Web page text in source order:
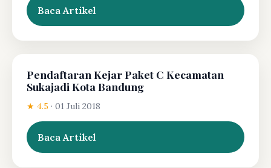
Baca Artikel
Pendaftaran Kejar Paket C Kecamatan
Sukajadi Kota Bandung
★ 4.5 · 01 Juli 2018
Baca Artikel